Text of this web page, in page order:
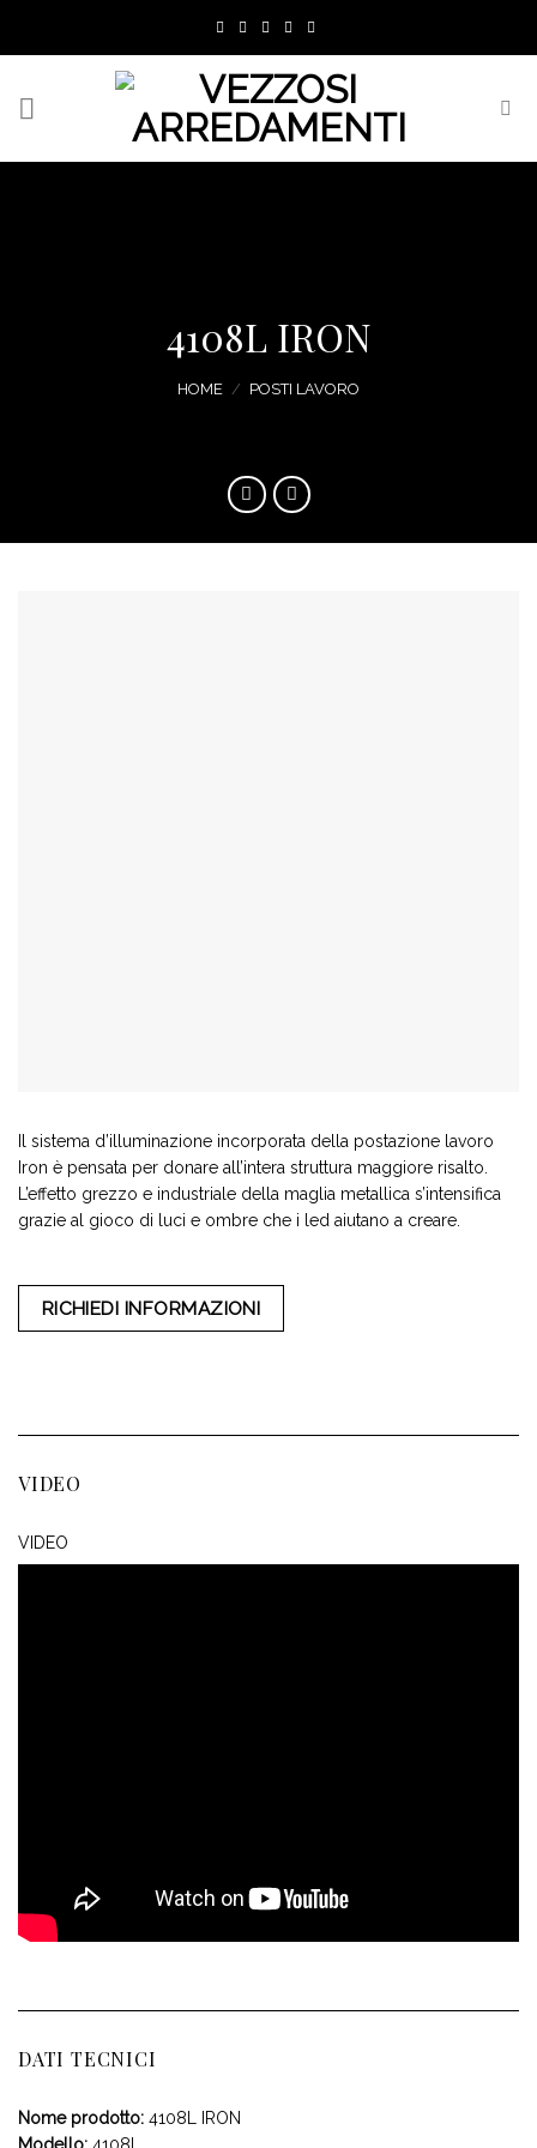
4108L IRON
HOME / POSTI LAVORO
Il sistema d’illuminazione incorporata della postazione lavoro
Iron è pensata per donare all’intera struttura maggiore risalto.
L’effetto grezzo e industriale della maglia metallica s’intensifica
grazie al gioco di luci e ombre che i led aiutano a creare.
RICHIEDI INFORMAZIONI
VIDEO
VIDEO
DATI TECNICI
Nome prodotto: 4108L IRON
Modello: 4108L